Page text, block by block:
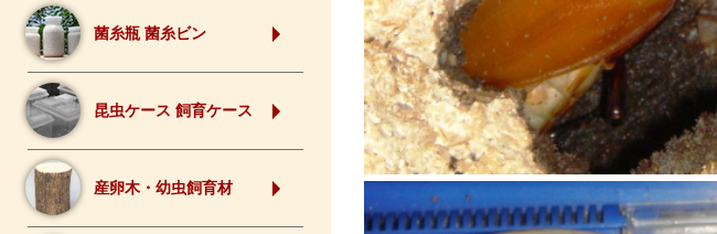
菌糸瓶 菌糸ビン
昆虫ケース 飼育ケース
産卵木・幼虫飼育材